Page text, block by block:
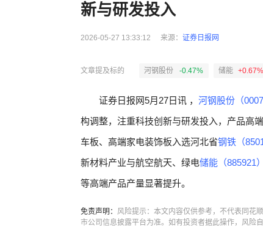
新与研发投入
2026-05-27 13:33:12 来源： 证券日报网
文章提及标的 河钢股份 -0.47% 储能 +0.67%
证券日报网5月27日讯 ， 河钢股份（
构调整，注重科技创新与研发投入，产品高
车板、高端家电装饰板入选河北省钢铁（
新材料产业与航空航天、绿电储能（885921）
等高端产品产量显著提升。
免责声明： 风险提示：本文内容仅供参考，不代表同花
市公司信息披露平台为准。如有投资者据此操作，风险